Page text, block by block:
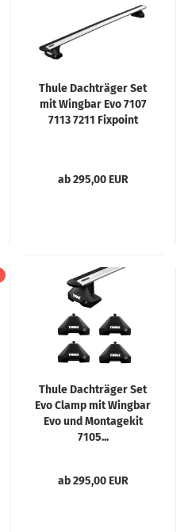
Thule Dachträger Set
mit Wingbar Evo 7107
7113 7211 Fixpoint
ab 295,00 EUR
Thule Dachträger Set
Evo Clamp mit Wingbar
Evo und Montagekit
7105...
ab 295,00 EUR